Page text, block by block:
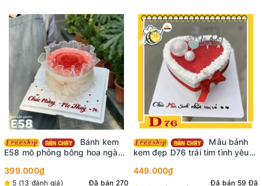
E58 mô phỏng bông hoa ngàn
399.000₫
5 (13 đánh giá) Đã bán 270
kem đẹp D76 trái tim tình yêu
449.000₫
Đã bán 59 Đã